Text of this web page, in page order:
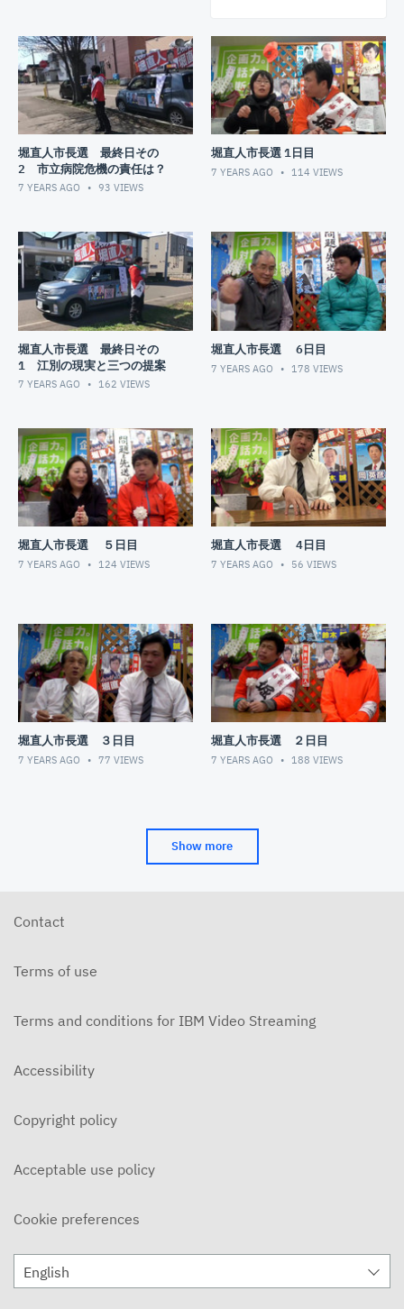
堀直人市長選 最終日その
2 市立病院危機の責任は？
7 YEARS AGO 93 VIEWS
堀直人市長選 1日目
7 YEARS AGO 114 VIEWS
堀直人市長選 最終日その
1 江別の現実と三つの提案
7 YEARS AGO 162 VIEWS
堀直人市長選 6日目
7 YEARS AGO 178 VIEWS
堀直人市長選 ５日目
7 YEARS AGO 124 VIEWS
堀直人市長選 4日目
7 YEARS AGO 56 VIEWS
堀直人市長選 ３日目
7 YEARS AGO 77 VIEWS
堀直人市長選 ２日目
7 YEARS AGO 188 VIEWS
Show more
Contact
Terms of use
Terms and conditions for IBM Video Streaming
Accessibility
Copyright policy
Acceptable use policy
Cookie preferences
English